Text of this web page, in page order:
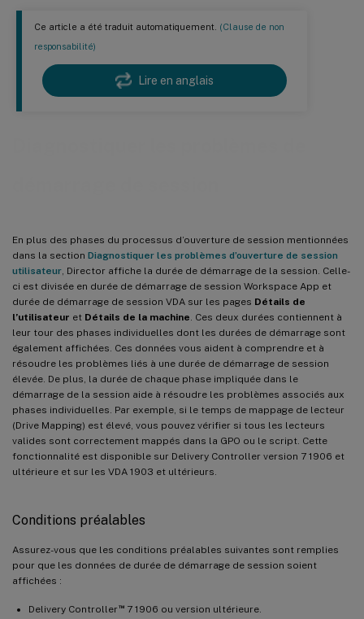
Ce article a été traduit automatiquement. (Clause de non
responsabilité)
Lire en anglais
En plus des phases du processus d’ouverture de session mentionnées
dans la section Diagnostiquer les problèmes d’ouverture de session
utilisateur , Director affiche la durée de démarrage de la session. Celle-
ci est divisée en durée de démarrage de session Workspace App et
durée de démarrage de session VDA sur les pages Détails de
l’utilisateur et Détails de la machine . Ces deux durées contiennent à
leur tour des phases individuelles dont les durées de démarrage sont
également affichées. Ces données vous aident à comprendre et à
résoudre les problèmes liés à une durée de démarrage de session
élevée. De plus, la durée de chaque phase impliquée dans le
démarrage de la session aide à résoudre les problèmes associés aux
phases individuelles. Par exemple, si le temps de mappage de lecteur
(Drive Mapping) est élevé, vous pouvez vérifier si tous les lecteurs
valides sont correctement mappés dans la GPO ou le script. Cette
fonctionnalité est disponible sur Delivery Controller version 7 1906 et
ultérieure et sur les VDA 1903 et ultérieurs.
Conditions préalables
Assurez-vous que les conditions préalables suivantes sont remplies
pour que les données de durée de démarrage de session soient
affichées :
Delivery Controller™7 1906 ou version ultérieure.